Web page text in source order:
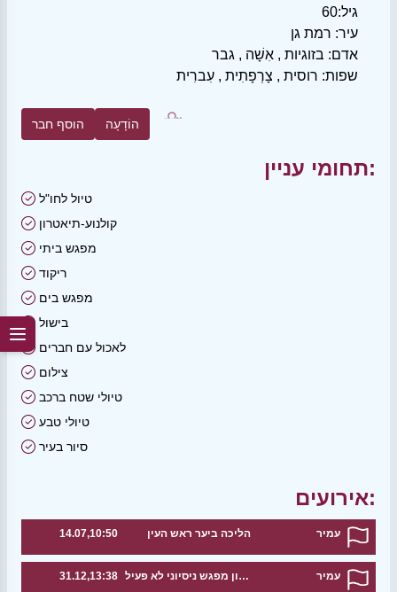
גיל:60
עיר: רמת גן
אדם: בזוגיות , אִשָׁה , גבר
שפות: רוסית , צָרְפָתִית , עִברִית
הוסף חבר הוֹדָעָה
תחומי עניין:
טיול לחו"ל
קולנוע-תיאטרון
מפגש ביתי
ריקוד
מפגש בים
בישול
לאכול עם חברים
צילום
טיולי שטח ברכב
טיולי טבע
סיור בעיר
אירועים:
14.07,10:50 הליכה ביער ראש העין עמיר
31.12,13:38 טיול לאורך הירקון מפגש ניסיוני לא פעיל עמיר